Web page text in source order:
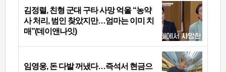
김정렬, 친형 군대 구타 사망 억울 “농약
사 처리, 범인 찾았지만…엄마는 이미 치
매”(데이앤나잇)
임영웅, 돈 다발 꺼냈다…즉석서 현금으